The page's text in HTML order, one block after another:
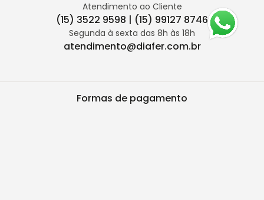
Atendimento ao Cliente
(15) 3522 9598 | (15) 99127 8746
Segunda à sexta das 8h às 18h
atendimento@diafer.com.br
Formas de pagamento